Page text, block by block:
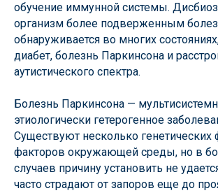
обучение иммунной системы.
организм более подверженным
обнаруживается во многих
диабет, болезнь Паркинсона и
аутистического спектра.
Болезнь Паркинсона —
этиологически гетерогенное
Существуют несколько генетических
факторов окружающей среды, но в
случаев причину установить не
часто страдают от запоров еще до